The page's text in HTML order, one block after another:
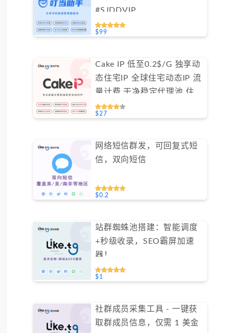
#SJDDVIP
$99
Cake IP 低至0.2$/G 独享动
态住宅IP 全球住宅动态IP 流
量计费 干净稳定代理池 住宅
ip #IPCA
$27
网络短信群发，可回复式短
信，双向短信
$0.2
站群蜘蛛池搭建：智能调度
+秒级收录，SEO霸屏加速
器！
$1
社群成员采集工具 - 一键获
取群成员信息，仅需 1 美金